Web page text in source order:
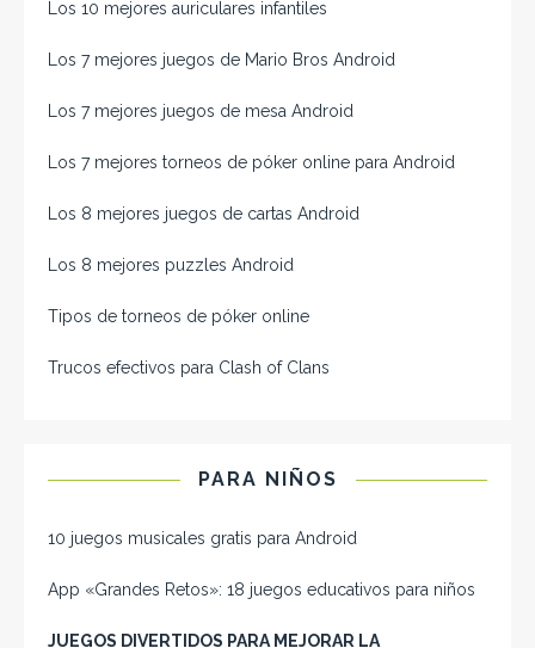
Los 10 mejores auriculares infantiles
Los 7 mejores juegos de Mario Bros Android
Los 7 mejores juegos de mesa Android
Los 7 mejores torneos de póker online para Android
Los 8 mejores juegos de cartas Android
Los 8 mejores puzzles Android
Tipos de torneos de póker online
Trucos efectivos para Clash of Clans
PARA NIÑOS
10 juegos musicales gratis para Android
App «Grandes Retos»: 18 juegos educativos para niños
JUEGOS DIVERTIDOS PARA MEJORAR LA